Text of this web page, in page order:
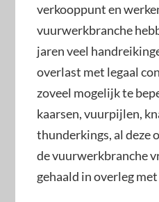
verkooppunt en
vuurwerkbranche
jaren veel
overlast met legaal
zoveel mogelijk te
kaarsen, vuurpijlen,
thunderkings, al deze
de vuurwerkbranche
gehaald in overleg